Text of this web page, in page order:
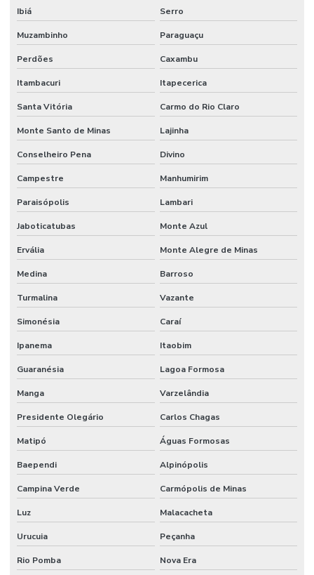
Mão de obra técnica terceirizada
Mão de obra temporária e terceirização
Mão de obra terceirizada
Melhorias Em Sistemas Elétricos
Monitoramento De Condições Operacionais
Orçamento manutenção industrial
Orçamento de manutenção preventiva
Planejamento De Manutenção Preventiva
Planos De Manutenção Preventiva Para Indústrias
Planos de manutenção preventiva
Prevenção De Falhas Em Equipamentos
Profissionais de manutenção
Profissional de limpeza
Projetos de infraestrutura e manutenção empresarial
Rede De Manutenção Preventiva
Reforma De Instalações Hidráulicas
Reforma E Manutenção Predial Completa
Reformas E Manutenção Predial
Remoção De Resíduos E Limpeza Eficaz
Ibiá Serro
Muzambinho Paraguaçu
Perdões Caxambu
Itambacuri Itapecerica
Santa Vitória Carmo do Rio Claro
Monte Santo de Minas Lajinha
Conselheiro Pena Divino
Campestre Manhumirim
Paraisópolis Lambari
Jaboticatubas Monte Azul
Ervália Monte Alegre de Minas
Medina Barroso
Turmalina Vazante
Simonésia Caraí
Ipanema Itaobim
Guaranésia Lagoa Formosa
Manga Varzelândia
Presidente Olegário Carlos Chagas
Matipó Águas Formosas
Baependi Alpinópolis
Campina Verde Carmópolis de Minas
Luz Malacacheta
Urucuia Peçanha
Rio Pomba Nova Era